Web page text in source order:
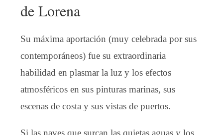
de Lorena
Su máxima aportación (muy celebrada por sus
contemporáneos) fue su extraordinaria
habilidad en plasmar la luz y los efectos
atmosféricos en sus pinturas marinas, sus
escenas de costa y sus vistas de puertos.
Si las naves que surcan las quietas aguas y los